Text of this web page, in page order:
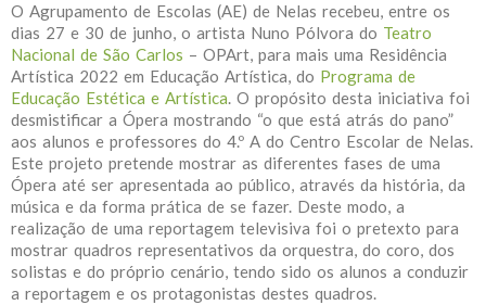
O Agrupamento de Escolas (AE) de Nelas recebeu, entre os
dias 27 e 30 de junho, o artista Nuno Pólvora do Teatro
Nacional de São Carlos – OPArt, para mais uma Residência
Artística 2022 em Educação Artística, do Programa de
Educação Estética e Artística. O propósito desta iniciativa foi
desmistificar a Ópera mostrando “o que está atrás do pano”
aos alunos e professores do 4.º A do Centro Escolar de Nelas.
Este projeto pretende mostrar as diferentes fases de uma
Ópera até ser apresentada ao público, através da história, da
música e da forma prática de se fazer. Deste modo, a
realização de uma reportagem televisiva foi o pretexto para
mostrar quadros representativos da orquestra, do coro, dos
solistas e do próprio cenário, tendo sido os alunos a conduzir
a reportagem e os protagonistas destes quadros.